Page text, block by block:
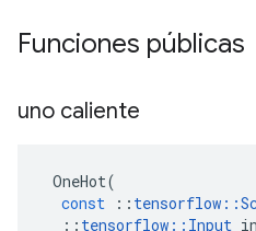
Funciones públicas
uno caliente
OneHot(
const
:: tensorflow ::
:: tensorflow :: Input